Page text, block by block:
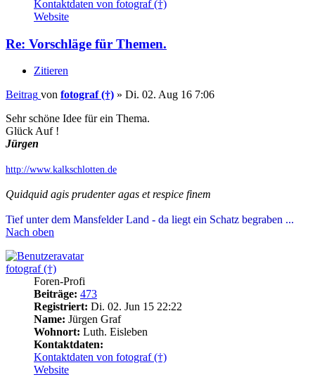
Kontaktdaten von fotograf (†)
Website
Re: Vorschläge für Themen.
Zitieren
Beitrag von fotograf (†) » Di. 02. Aug 16 7:06
Sehr schöne Idee für ein Thema.
Glück Auf !
Jürgen
http://www.kalkschlotten.de
Quidquid agis prudenter agas et respice finem
Tief unter dem Mansfelder Land - da liegt ein Schatz begraben ...
Nach oben
fotograf (†)
Foren-Profi
Beiträge: 473
Registriert: Di. 02. Jun 15 22:22
Name: Jürgen Graf
Wohnort: Luth. Eisleben
Kontaktdaten:
Kontaktdaten von fotograf (†)
Website